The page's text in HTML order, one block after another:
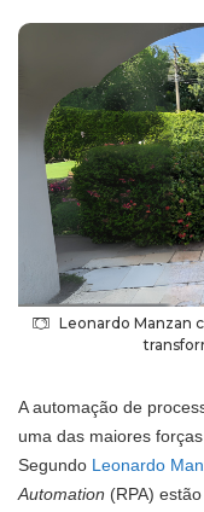
Leonardo Manzan
A automação de
uma das maiores
Segundo Leonardo
Automation (RPA)